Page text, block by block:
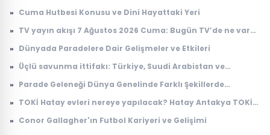
» Cuma Hutbesi Konusu ve Dini Hayattaki Yeri
» TV yayın akışı 7 Ağustos 2026 Cuma: Bugün TV’de ne var?
akışı
» Dünyada Paradelere Dair Gelişmeler ve Etkileri
» Üçlü savunma ittifakı: Türkiye, Suudi Arabistan ve
» Parade Geleneği Dünya Genelinde Farklı Şekillerde
» TOKİ Hatay evleri nereye yapılacak? Hatay Antakya TOKİ
» Conor Gallagher'ın Futbol Kariyeri ve Gelişimi